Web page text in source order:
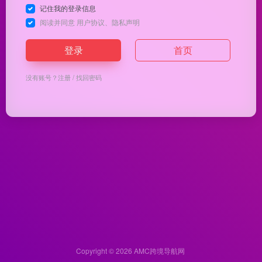
记住我的登录信息
阅读并同意 用户协议 隐私声明
登录 首页
没有账号？注册/找回密码
Copyright © 2026 AMC跨境导航网